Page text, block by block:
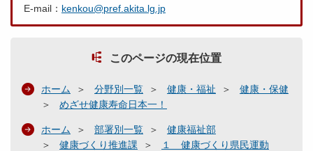
E-mail： kenkou@pref.akita.lg.jp
このページの現在位置
ホーム 分野別一覧 健康・福祉
健康・保健
めざせ健康寿命日本一！
ホーム 部署別一覧
健康福祉部
健康づくり推進課
１ 健康づくり県民運動